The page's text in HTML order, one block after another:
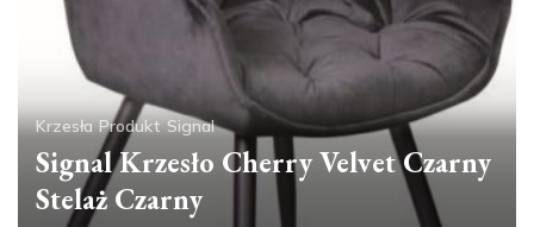
Krzesła Produkt Signal
Signal Krzesło Cherry Velvet Czarny
Stelaż Czarny